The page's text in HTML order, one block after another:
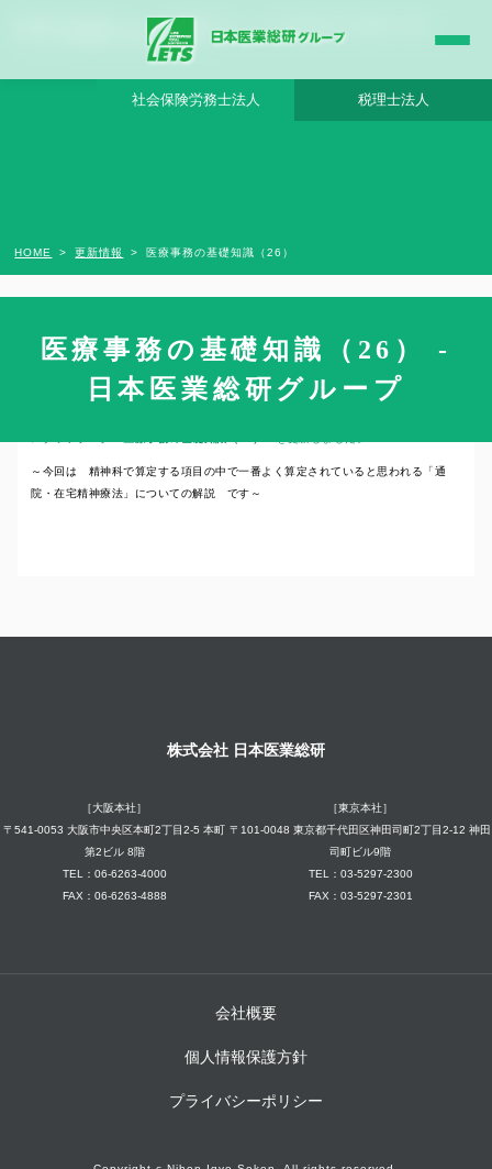
医療事務の基礎知識（26） - 日本医業総研グループ |日本医業総研｜医院開業・承継・
クリニック経営支援・医療モール開発
社会保険労務士法人 税理士法人
医療事務の基礎知識（26） -
日本医業総研グループ
HOME 更新情報 医療事務の基礎知識（26）
2022年5月24日
～今回は 精神科で算定する項目の中で一番よく算定されていると思われる「通
院・在宅精神療法」についての解説 です～
株式会社 日本医業総研
［大阪本社］
〒541-0053 大阪市中央区本町2丁目2-5 本町
第2ビル 8階
TEL：06-6263-4000
FAX：06-6263-4888
［東京本社］
〒101-0048 東京都千代田区神田司町2丁目2-12 神田
司町ビル9階
TEL：03-5297-2300
FAX：03-5297-2301
会社概要
個人情報保護方針
プライバシーポリシー